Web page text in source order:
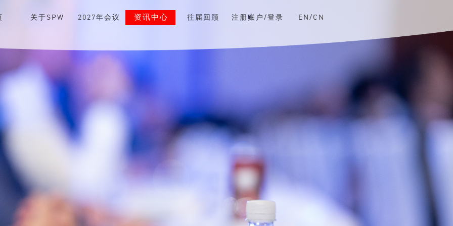
关于SPW 2027年会议 资讯中心 往届回顾 注册账户/登录 EN/CN